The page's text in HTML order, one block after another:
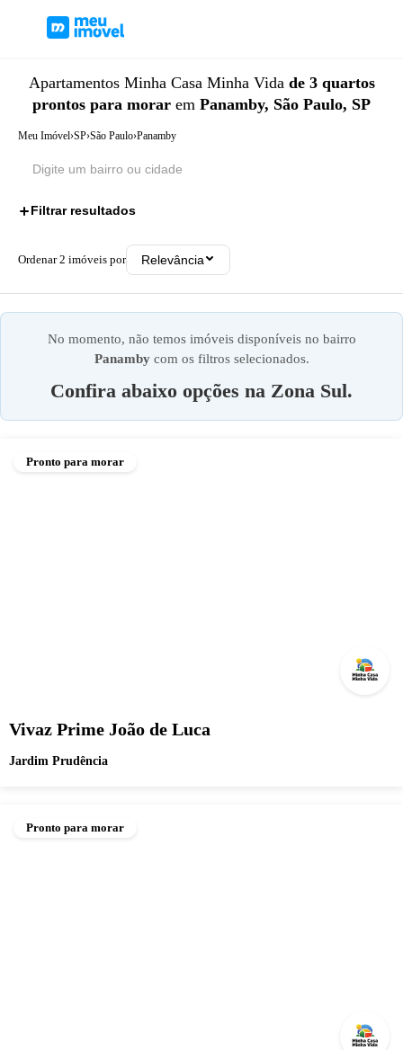
Apartamentos Minha Casa Minha Vida de 3 quartos
prontos para morar em Panamby, São Paulo, SP
Meu Imóvel›SP›São Paulo›Panamby
Filtrar resultados
Ordenar2 imóveis por Relevância
No momento, não temos imóveis disponíveis no bairro
Panambycom os filtros selecionados.
Confira abaixo opções na Zona Sul.
Pronto para morar
Vivaz Prime João de Luca
Jardim Prudência
Pronto para morar